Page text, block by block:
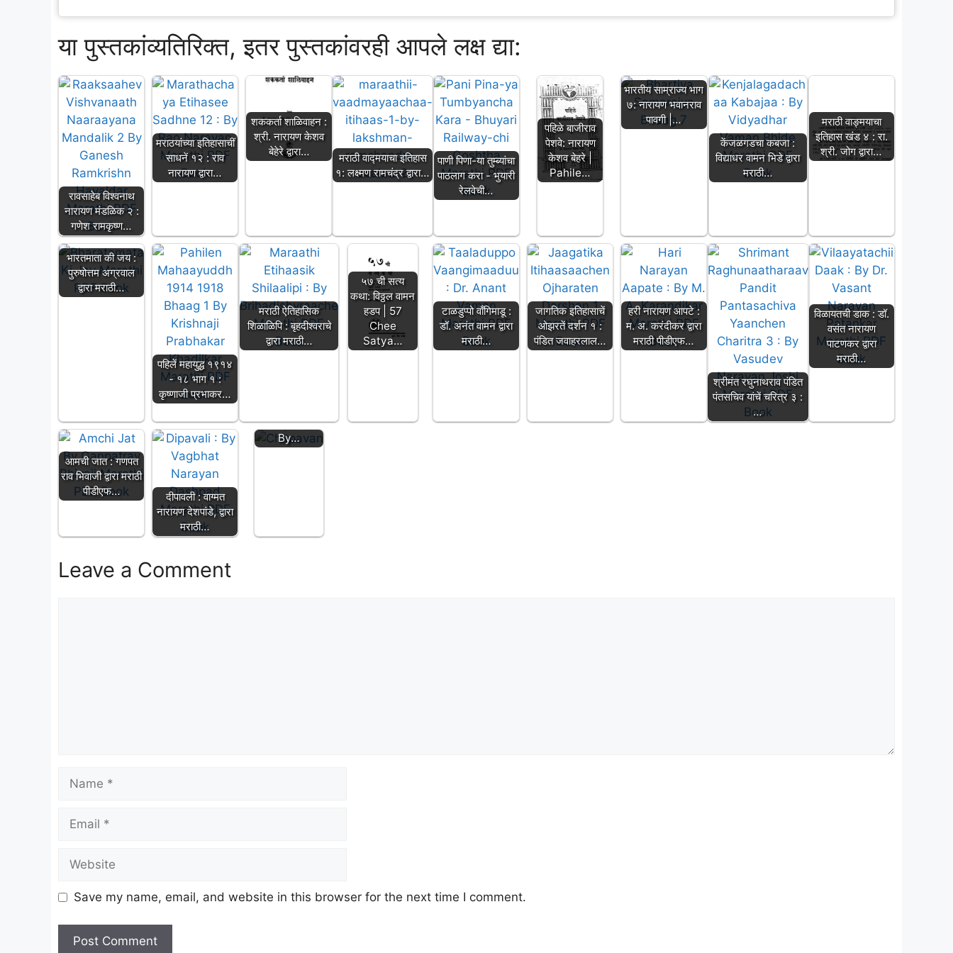
या पुस्तकांव्यतिरिक्त, इतर पुस्तकांवरही आपले लक्ष द्या:
रावसाहेब विश्वनाथ
नारायण मंडळिक २ :
गणेश रामकृष्ण…
मराठयांच्या इतिहासाचीं
साधनें १२ : राव
नारायण द्वारा…
शककर्ता शाळिवाहन :
श्री. नारायण केशव
बेहेरे द्वारा…
मराठी वाद्मयाचा इतिहास
१: लक्ष्मण रामचंद्र द्वारा…
पाणी पिणा-या तुम्ब्यांचा
पाठलाग करा - भुयारी
रेलवेची…
पहिळे बाजीराव
पेशवे: नारायण
केशव बेहरे |
Pahile…
भारतीय साम्राज्य भाग
७: नारायण भवानराव
पावगी |…
केंजळगडचा कबजा :
विद्याधर वामन भिडे द्वारा
मराठी…
मराठी वाङ्मयाचा
इतिहास खंड ४ : रा.
श्री. जोग द्वारा…
भारतमाता की जय :
पुरुषोत्तम अग्रवाल
द्वारा मराठी…
पहिलें महायुद्ध १९१४
- १८ भाग १ :
कृष्णाजी प्रभाकर…
मराठी ऐतिहासिक
शिळाळिपि : बृहदीश्वराचे
द्वारा मराठी…
५७ ची सत्य
कथा: विठ्ठल वामन
हडप | 57
Chee
Satya…
टाळडुप्पो वाँगिमाडू :
डॉ. अनंत वामन द्वारा
मराठी…
जागतिक इतिहासाचें
ओझरतें दर्शन १ :
पंडित जवाहरलाल…
हरी नारायण आपटे :
म. अ. करंदीकर द्वारा
मराठी पीडीएफ…
श्रीमंत रघुनाथराव पंडित
पंतसचिव यांचें चरित्र ३ :
…
विळायतची डाक : डॉ.
वसंत नारायण
पाटणकर द्वारा
मराठी…
आमची जात : गणपत
राव भिवाजी द्वारा मराठी
पीडीएफ…
दीपावली : वाग्मत
नारायण देशपांडे, द्वारा
मराठी…
Chitpavan:
By…
Leave a Comment
Name
Email
Website
Save my name, email, and website in this browser for the next time I comment.